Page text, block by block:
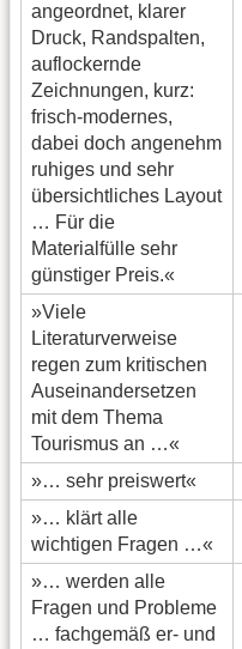
angeordnet, klarer
Druck, Randspalten,
auflockernde
Zeichnungen, kurz:
frisch-modernes,
dabei doch angenehm
ruhiges und sehr
übersichtliches Layout
… Für die
Materialfülle sehr
günstiger Preis.«
»Viele
Literaturverweise
regen zum kritischen
Auseinandersetzen
mit dem Thema
Tourismus an …«
»… sehr preiswert«
»… klärt alle
wichtigen Fragen …«
»… werden alle
Fragen und Probleme
… fachgemäß er- und